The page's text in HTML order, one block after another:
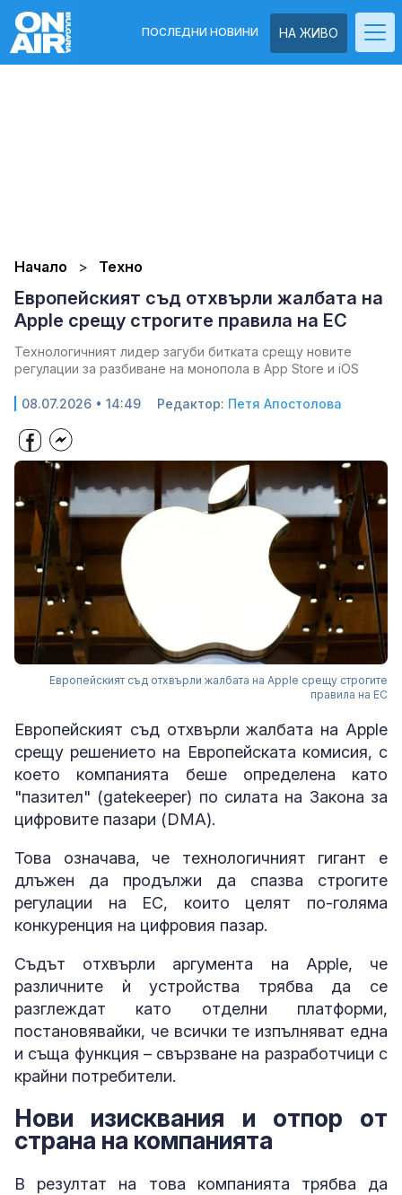
НА ЖИВО
ПОСЛЕДНИ НОВИНИ
Начало Техно
Европейският съд отхвърли жалбата на
Apple срещу строгите правила на ЕС
Технологичният лидер загуби битката срещу новите
регулации за разбиване на монопола в App Store и iOS
08.07.2026 • 14:49 Редактор: Петя Апостолова
Европейският съд отхвърли жалбата на Apple срещу строгите
правила на ЕС
Европейският съд отхвърли жалбата на Apple
срещу решението на Европейската комисия, с
което компанията беше определена като
"пазител" (gatekeeper) по силата на Закона за
цифровите пазари (DMA).
Това означава, че технологичният гигант е
длъжен да продължи да спазва строгите
регулации на ЕС, които целят по-голяма
конкуренция на цифровия пазар.
Съдът отхвърли аргумента на Apple, че
различните ѝ устройства трябва да се
разглеждат като отделни платформи,
постановявайки, че всички те изпълняват една
и съща функция – свързване на разработчици с
крайни потребители.
Нови изисквания и отпор от
страна на компанията
В резултат на това компанията трябва да